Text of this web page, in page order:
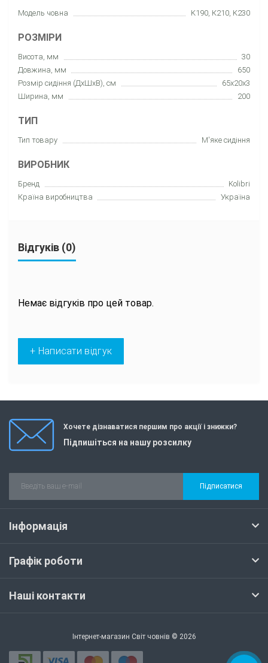
Модель човна K190, К210, K230
РОЗМІРИ
Висота, мм
30
Довжина, мм
650
Розмір сидіння (ДхШхВ), см
65х20x3
Ширина, мм
200
ТИП
Тип товару М'яке сидіння
ВИРОБНИК
Бренд
Kolibri
Країна виробництва
Україна
Відгуків (0)
Немає відгуків про цей товар.
+ Написати відгук
Хочете дізнаватися першим про акції і знижки?
Підпишіться на нашу розсилку
Підписатися
Інформація
Графік роботи
Наші контакти
Інтернет-магазин Світ човнів © 2026